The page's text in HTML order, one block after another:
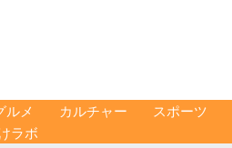
ルメ カルチャー
スポーツ
ラボ